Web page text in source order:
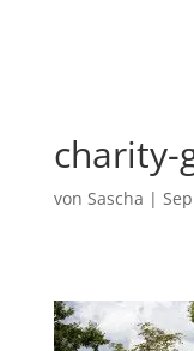
charity-
von Sascha |